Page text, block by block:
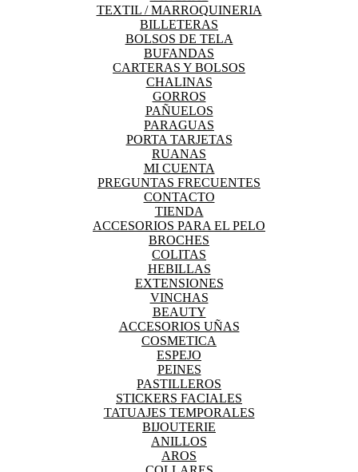
TEXTIL / MARROQUINERIA
BILLETERAS
BOLSOS DE TELA
BUFANDAS
CARTERAS Y BOLSOS
CHALINAS
GORROS
PAÑUELOS
PARAGUAS
PORTA TARJETAS
RUANAS
MI CUENTA
PREGUNTAS FRECUENTES
CONTACTO
TIENDA
ACCESORIOS PARA EL PELO
BROCHES
COLITAS
HEBILLAS
EXTENSIONES
VINCHAS
BEAUTY
ACCESORIOS UÑAS
COSMETICA
ESPEJO
PEINES
PASTILLEROS
STICKERS FACIALES
TATUAJES TEMPORALES
BIJOUTERIE
ANILLOS
AROS